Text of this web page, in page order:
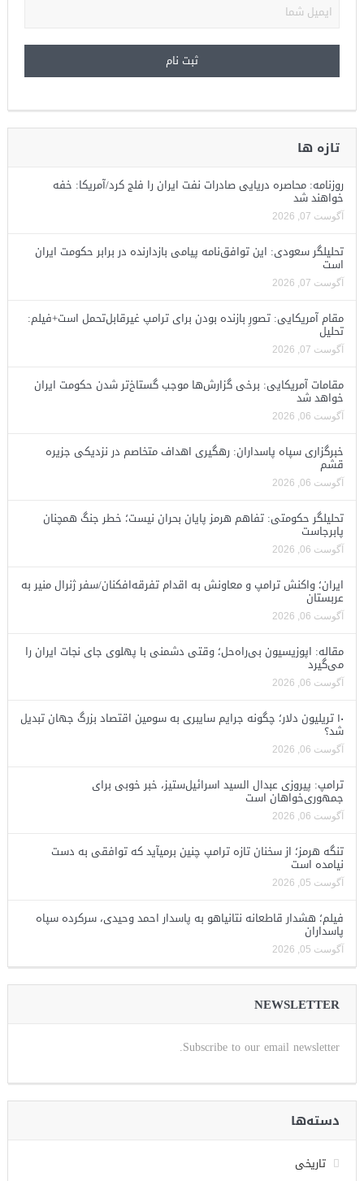
تازه ها
روزنامه: محاصره دریایی صادرات نفت ایران را فلج کرد/آمریکا: خفه
خواهند شد
آگوست 07, 2026
تحلیلگر سعودی: این توافق‌نامه پیامی بازدارنده در برابر حکومت ایران
است
آگوست 07, 2026
مقام آمریکایی: تصورِ بازنده بودن برای ترامپ غیرقابل‌تحمل است+فیلم:
تحلیل
آگوست 07, 2026
مقامات آمریکایی: برخی گزارش‌ها موجب گستاخ‌تر شدن حکومت ایران
خواهد شد
آگوست 06, 2026
خبرگزاری سپاه پاسداران: رهگیری اهداف متخاصم در نزدیکی جزیره
قشم
آگوست 06, 2026
تحلیلگر حکومتی: تفاهم هرمز پایان بحران نیست؛ خطر جنگ همچنان
پابرجاست
آگوست 06, 2026
ایران؛ واکنش ترامپ و معاونش به اقدام تفرقه‌افکنان/سفر ژنرال منیر به
عربستان
آگوست 06, 2026
مقاله: اپوزیسیون بی‌راه‌حل؛ وقتی دشمنی با پهلوی جای نجات ایران را
می‌گیرد
آگوست 06, 2026
۱۰ تریلیون دلار؛ چگونه جرایم سایبری به سومین اقتصاد بزرگ جهان تبدیل
شد؟
آگوست 06, 2026
ترامپ: پیروزی عبدال السید اسرائیل‌ستیز، خبر خوبی برای
جمهوری‌خواهان است
آگوست 06, 2026
تنگه هرمز؛ از سخنان تازه ترامپ چنین برمیآید که توافقی به دست
نیامده است
آگوست 05, 2026
فیلم؛ هشدار قاطعانه نتانیاهو به پاسدار احمد وحیدی، سرکرده سپاه
پاسداران
آگوست 05, 2026
NEWSLETTER
Subscribe to our email newsletter.
دسته‌ها
تاریخی